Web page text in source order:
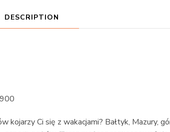
DESCRIPTION
kojarzy Ci się z wakacjami? Bałtyk, Mazury,